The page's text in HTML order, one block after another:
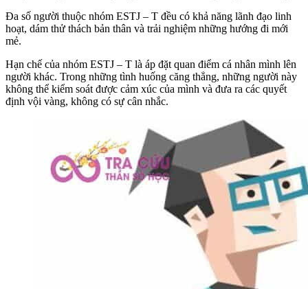
Đa số người thuộc nhóm ESTJ – T đều có khả năng lãnh đạo linh
hoạt, dám thử thách bản thân và trải nghiệm những hướng đi mới
mẻ.
Hạn chế của nhóm ESTJ – T là áp đặt quan điểm cá nhân mình lên
người khác. Trong những tình huống căng thẳng, những người này
không thể kiểm soát được cảm xúc của mình và đưa ra các quyết
định vội vàng, không có sự cân nhắc.